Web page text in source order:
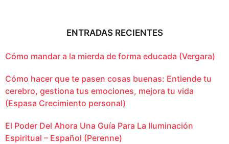
ENTRADAS RECIENTES
Cómo mandar a la mierda de forma educada (Vergara)
Cómo hacer que te pasen cosas buenas: Entiende tu
cerebro, gestiona tus emociones, mejora tu vida
(Espasa Crecimiento personal)
El Poder Del Ahora Una Guía Para La Iluminación
Espiritual – Español (Perenne)